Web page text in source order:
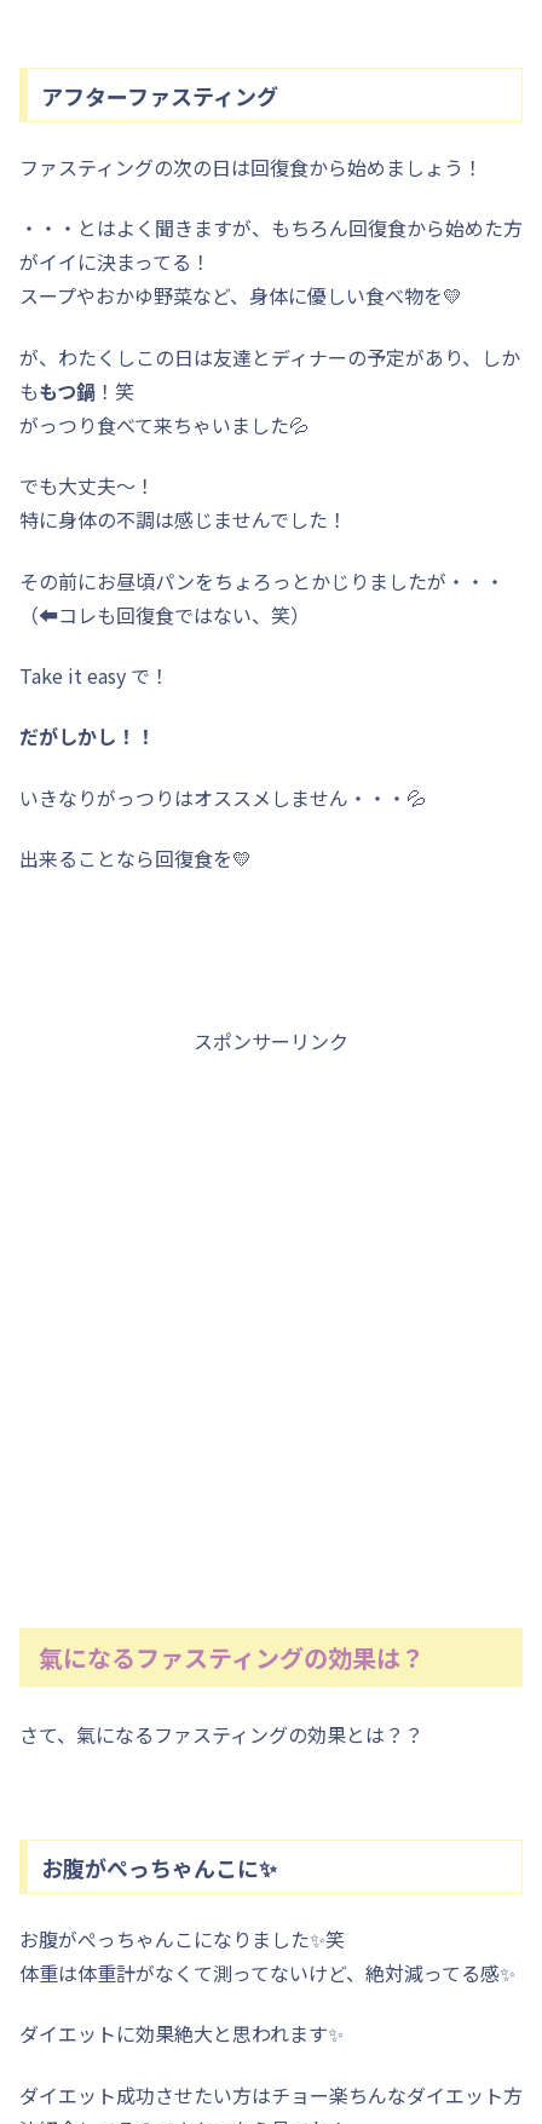
アフターファスティング
ファスティングの次の日は回復食から始めましょう！
・・・とはよく聞きますが、もちろん回復食から始めた方
がイイに決まってる！
スープやおかゆ野菜など、身体に優しい食べ物を💛
が、わたくしこの日は友達とディナーの予定があり、しか
ももつ鍋 ！笑
がっつり食べて来ちゃいました💦
でも大丈夫〜！
特に身体の不調は感じませんでした！
その前にお昼頃パンをちょろっとかじりましたが・・・
（⬅️コレも回復食ではない、笑）
Take it easy で！
だがしかし！！
いきなりがっつりはオススメしません・・・💦
出来ることなら回復食を💛
スポンサーリンク
氣になるファスティングの効果は？
さて、氣になるファスティングの効果とは？？
お腹がぺっちゃんこに✨
お腹がぺっちゃんこになりました✨笑
体重は体重計がなくて測ってないけど、絶対減ってる感✨
ダイエットに効果絶大と思われます✨
ダイエット成功させたい方はチョー楽ちんなダイエット方